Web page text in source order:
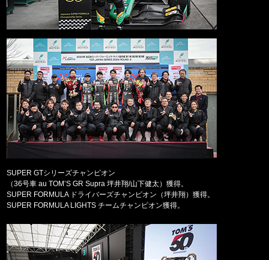
SUPER GTシリーズチャンピオン
（36号車 au TOM’S GR Supra 坪井翔/山下健太）獲得。
SUPER FORMULA ドライバーズチャンピオン（坪井翔）獲得。
SUPER FORMULA LIGHTS チームチャンピオン獲得。